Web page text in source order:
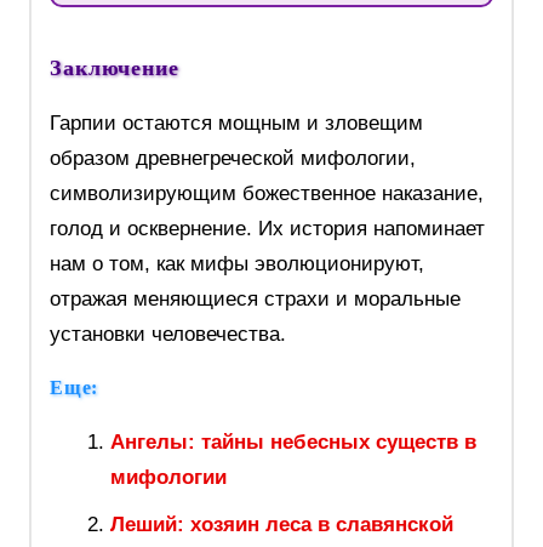
Заключение
Гарпии остаются мощным и зловещим
образом древнегреческой мифологии,
символизирующим божественное наказание,
голод и осквернение. Их история напоминает
нам о том, как мифы эволюционируют,
отражая меняющиеся страхи и моральные
установки человечества.
Еще:
Ангелы: тайны небесных существ в
мифологии
Леший: хозяин леса в славянской